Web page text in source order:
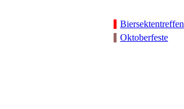
Biersektentreffen
Oktoberfeste